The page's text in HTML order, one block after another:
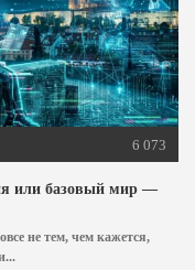
6 073
или базовый мир —
не тем, чем кажется,